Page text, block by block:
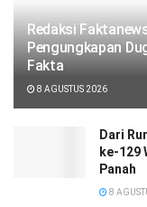
Redaksi
Pengungkapan
Fakta
8 AGUSTUS 2026
Dari
ke-129
Panah
8